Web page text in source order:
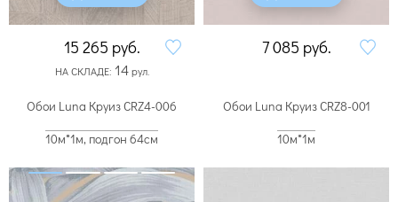
15 265 руб.
НА СКЛАДЕ: 14рул.
7 085 руб.
Обои Luna Круиз CRZ4-006
10м*1м, подгон 64см
Обои Luna Круиз CRZ8-001
10м*1м